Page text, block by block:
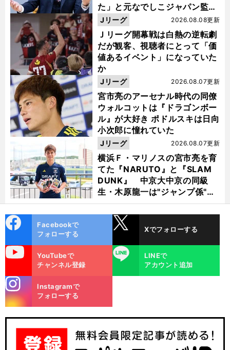
。
前
た」と元なでしこジャパン監
督・佐々木則夫
Ｊリーグ開幕戦は白熱の逆転劇
だが観客、視聴者にとって「価
値あるイベント」になっていた
か
2026.08.08更新
Jリーグ
宮市亮のアーセナル時代の同僚
ウォルコットは『ドラゴンボー
ル』が大好き ポドルスキは日向
小次郎に憧れていた
2026.08.07更新
Jリーグ
横浜Ｆ・マリノスの宮市亮を育
てた『NARUTO』と『SLAM
DUNK』 中京大中京の同級
生・木原龍一は"ジャンプ係"だ
った
2026.08.07更新
Jリーグ
ok
Facebookで
フォローする
Xでフォローする
YouTubeで
チャンネル登録
LINE
LINEで
アカウント追加
m
Instagramで
フォローする